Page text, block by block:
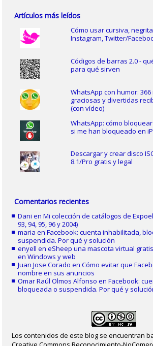
Artículos más leídos
Cómo usar cursiva,
Instagram, Twitter/
Códigos de barras 2.0 -
para qué sirven
WhatsApp con humor:
graciosas y divertidas
(con vídeo)
WhatsApp: cómo
si me han bloqueado en
Descargar y crear disco
8.1/Pro gratis y legal
Comentarios recientes
Dani enMi colección de catálogos de
93, 94, 95, 96 y 2004)
maria enFacebook: cuenta inhabilitada,
suspendida. Por qué y solución
enyell eneSheep una mascota virtual
en Windows y web
Juan Jose Corado enCómo evitar que
nombre en sus anuncios
Omar Raúl Olmos Alfonso enFacebook:
bloqueada o suspendida. Por qué y
Los contenidos de este blog se encuentran